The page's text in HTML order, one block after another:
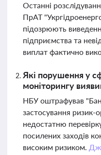
Останні
ПрАТ
підозрюють
підприємства та
виплат фактично
Які порушення у
моніторингу
НБУ оштрафував
застосування ризик-
недостатню
посилених заходів
високим ризиком.